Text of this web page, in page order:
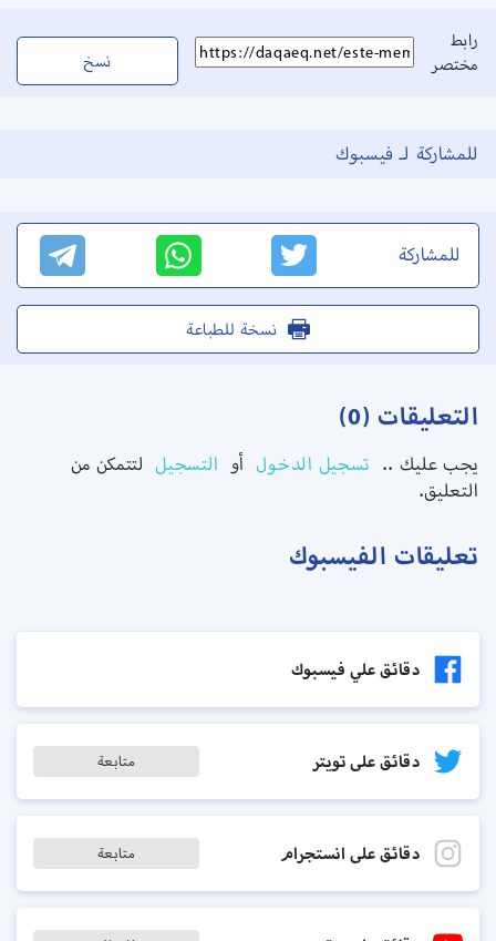
رابط
مختصر
نسخ
للمشاركة لـ فيسبوك
للمشاركة
نسخة للطباعة
التعليقات (0)
يجب عليك .. تسجيل الدخول أو التسجيل لتتمكن من
التعليق.
تعليقات الفيسبوك
دقائق علي فيسبوك
دقائق على تويتر متابعة
دقائق على انستجرام متابعة